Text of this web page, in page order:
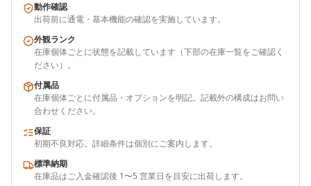
動作確認
出荷前に通電・基本機能の確認を実施しています。
外観ランク
在庫個体ごとに状態を記載しています（下部の在庫一覧をご確認く
ださい）。
付属品
在庫個体ごとに付属品・オプションを明記。記載外の構成はお問い
合わせください。
保証
初期不良対応。詳細条件は個別にご案内します。
標準納期
在庫品はご入金確認後 1〜5 営業日を目安に出荷します。